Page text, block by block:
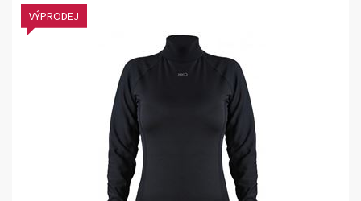
VÝPRODEJ